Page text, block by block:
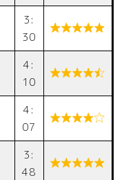
3:
30

4:
10

4:
07

3:
48
